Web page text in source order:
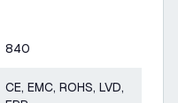
840
CE, EMC, ROHS, LVD,